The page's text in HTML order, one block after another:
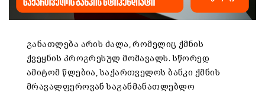
განათლება არის ძალა, რომელიც ქმნის
ქვეყნის პროგრესულ მომავალს. სწორედ
ამიტომ წლებია, საქართველოს ბანკი ქმნის
მრავალფეროვან საგანმანათლებლო